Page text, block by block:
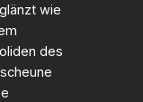
wie
des